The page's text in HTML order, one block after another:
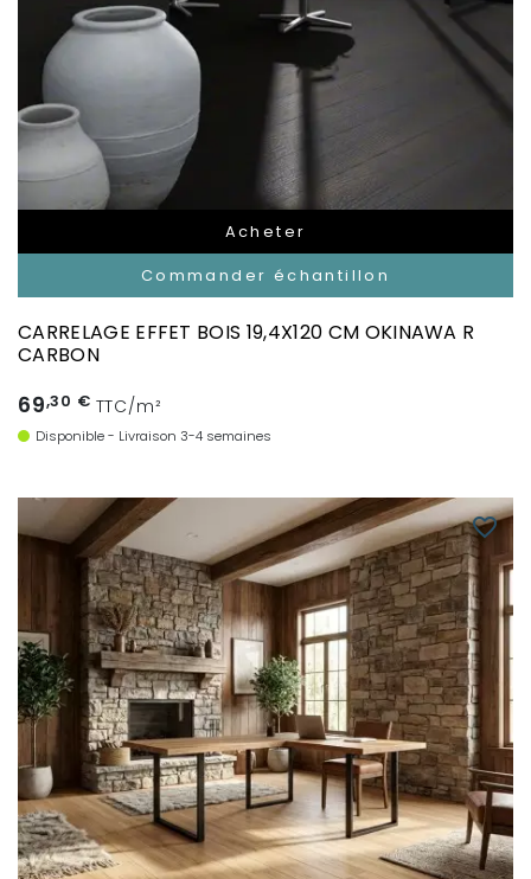
Acheter
Commander échantillon
CARRELAGE EFFET BOIS 19,4X120 CM OKINAWA R
CARBON
69,30 € TTC/m²
Disponible - Livraison 3-4 semaines
favorite_border